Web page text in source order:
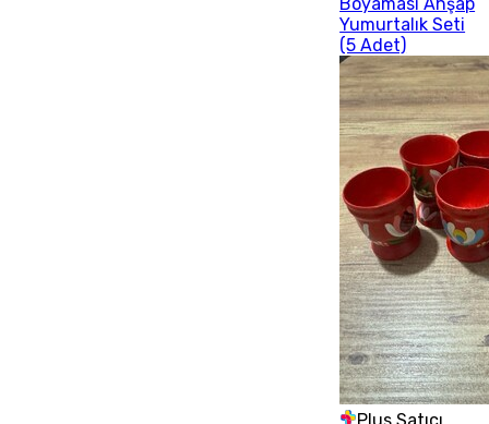
Yumurtalık Seti
(5 Adet)